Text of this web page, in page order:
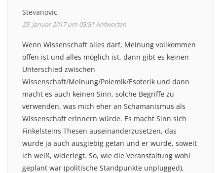
Stevanovic
25. Januar 2017 um 05:51Antworten
Wenn Wissenschaft alles darf, Meinung vollkommen
offen ist und alles möglich ist, dann gibt es keinen
Unterschied zwischen
Wissenschaft/Meinung/Polemik/Esoterik und dann
macht es auch keinen Sinn, solche Begriffe zu
verwenden, was mich eher an Schamanismus als
Wissenschaft erinnern würde. Es macht Sinn sich
Finkelsteins Thesen auseinanderzusetzen, das
wurde ja auch ausgiebig getan und er wurde, soweit
ich weiß, widerlegt. So, wie die Veranstaltung wohl
geplant war (politische Standpunkte unplugged),